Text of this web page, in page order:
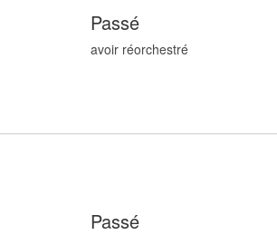
Passé
avoir réorchestré
Passé